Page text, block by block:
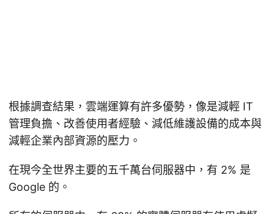
根據調查結果，雲端運算有許多優勢，像是減輕 IT
管理負擔、改善使用者經驗、減低維護設備的成本與
減輕企業內部資源的壓力。
在現今全世界主要的五千萬台伺服器中，有 2% 是
Google 的。